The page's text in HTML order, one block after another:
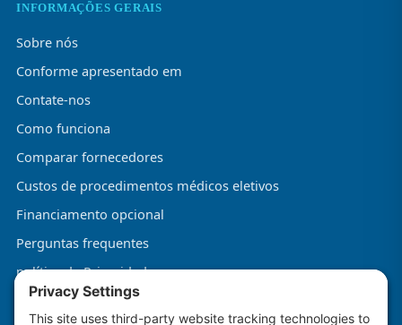
INFORMAÇÕES GERAIS
Sobre nós
Conforme apresentado em
Contate-nos
Como funciona
Comparar fornecedores
Custos de procedimentos médicos eletivos
Financiamento opcional
Perguntas frequentes
política de Privacidade
Termos e Condições